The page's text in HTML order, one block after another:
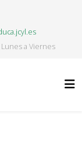
a Viernes